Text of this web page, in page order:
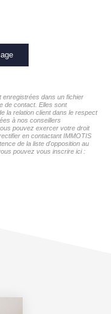
enregistrées dans un fichier
de contact. Elles sont
la relation client dans le respect
à nos conseillers
pouvez exercer votre droit
en contactant IMMOTIS
de la liste d'opposition au
pouvez vous inscrire ici :